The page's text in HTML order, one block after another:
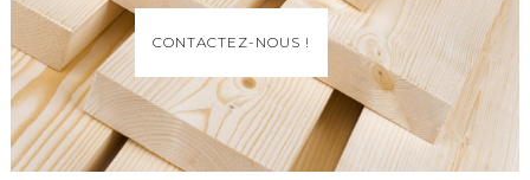
CONTACTEZ-NOUS !